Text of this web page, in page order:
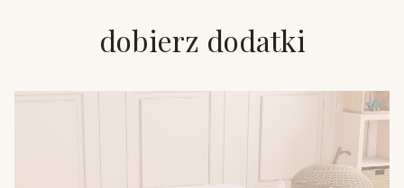
dobierz dodatki